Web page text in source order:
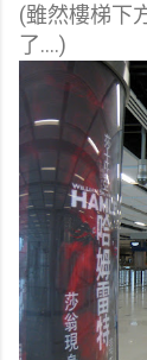
(雖然樓梯下
了....)